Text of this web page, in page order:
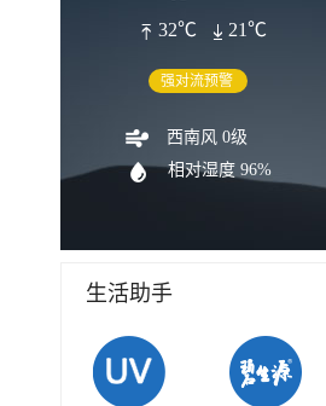
32℃ 21℃
强对流预警
西南风 0级
相对湿度 96%
生活助手